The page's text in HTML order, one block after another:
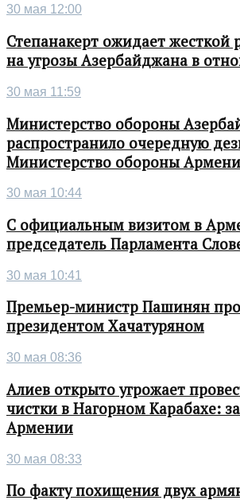
30 мая 12:00
Степанакерт ожидает жесткой
на угрозы Азербайджана в
30 мая 11:59
Министерство обороны
распространило очередную
Министерство обороны
30 мая 10:44
С официальным визитом в
председатель Парламента
30 мая 10:41
Премьер-министр Пашинян
президентом Хачатуряном
30 мая 08:36
Алиев открыто угрожает
чистки в Нагорном Карабахе:
Армении
30 мая 08:33
По факту похищения двух